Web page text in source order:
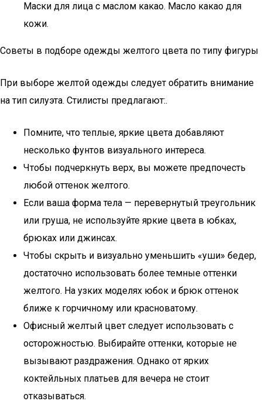
Маски для лица с маслом какао. Масло какао для
кожи.
Советы в подборе одежды желтого цвета по типу фигуры
При выборе желтой одежды следует обратить внимание
на тип силуэта. Стилисты предлагают:.
Помните, что теплые, яркие цвета добавляют
несколько фунтов визуального интереса.
Чтобы подчеркнуть верх, вы можете предпочесть
любой оттенок желтого.
Если ваша форма тела — перевернутый треугольник
или груша, не используйте яркие цвета в юбках,
брюках или джинсах.
Чтобы скрыть и визуально уменьшить «уши» бедер,
достаточно использовать более темные оттенки
желтого. На узких моделях юбок и брюк оттенок
ближе к горчичному или красноватому.
Офисный желтый цвет следует использовать с
осторожностью. Выбирайте оттенки, которые не
вызывают раздражения. Однако от ярких
коктейльных платьев для вечера не стоит
отказываться.